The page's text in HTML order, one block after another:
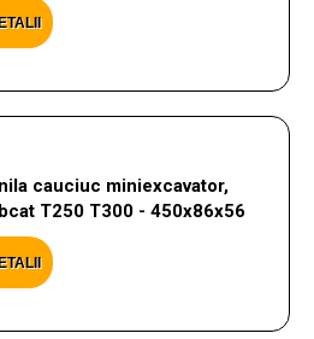
cauciuc miniexcavator,
T250 T300 - 450x86x56